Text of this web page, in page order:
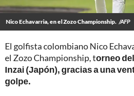
Nico Echavarria, en el Zozo Championship. /AFP
El golfista colombiano Nico
el Zozo Championship, torneo
Inzai (Japón), gracias a una
golpe.